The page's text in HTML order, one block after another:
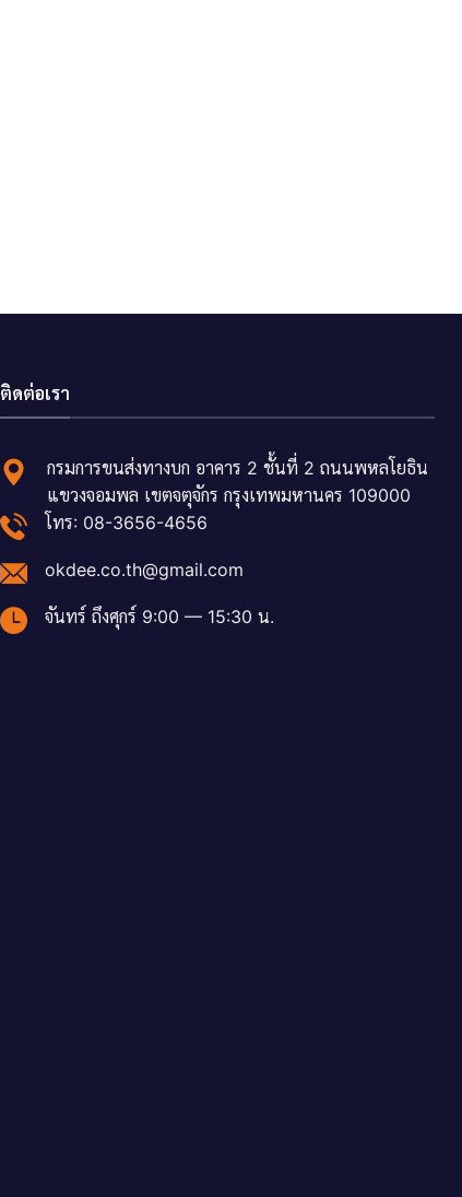
ติดต่อเรา
กรมการขนส่งทางบก อาคาร 2 ชั้นที่ 2 ถนนพหลโยธิน
แขวงจอมพล เขตจตุจักร กรุงเทพมหานคร 109000
โทร: 08-3656-4656
okdee.co.th@gmail.com
จันทร์ ถึงศุกร์ 9:00 — 15:30 น.